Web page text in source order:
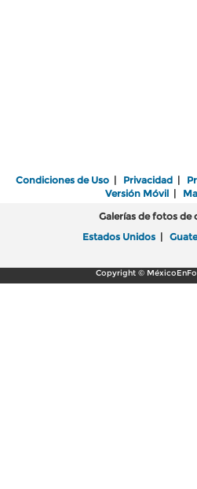
Condiciones de Uso | Privacidad |
Versión Móvil|
Galerías de fotos de
Estados Unidos |
Copyright ©